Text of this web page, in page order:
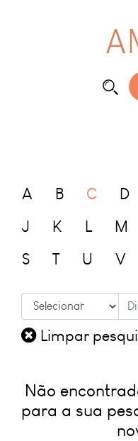
A B C D
J
K L M
S
T U V
Limpar
Não
para a sua